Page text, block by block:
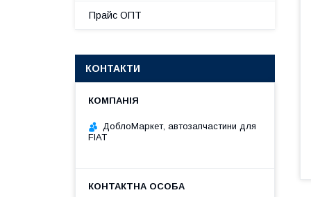
Прайс ОПТ
КОНТАКТИ
ДоблоМаркет, автозапчастини для
FIAT